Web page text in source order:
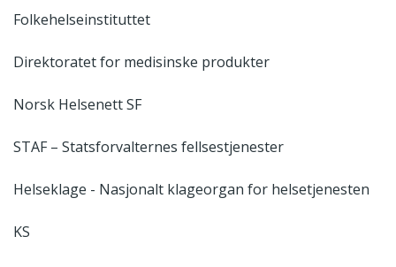
Folkehelseinstituttet
Direktoratet for medisinske produkter
Norsk Helsenett SF
STAF – Statsforvalternes fellsestjenester
Helseklage - Nasjonalt klageorgan for helsetjenesten
KS